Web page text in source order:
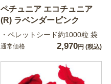
ペチュニア エコチュニア
(R) ラベンダーピンク
・ペレットシード約1000粒 袋
通常価格 2,970円 (税込)